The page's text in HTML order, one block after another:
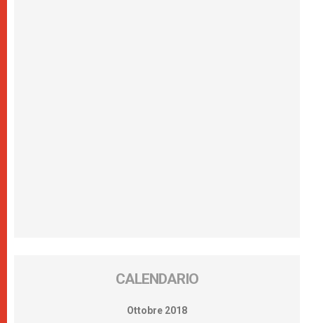
CALENDARIO
Ottobre 2018